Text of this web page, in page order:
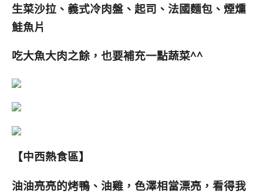
生菜沙拉、義式冷肉盤、 起司、法國麵包、煙燻
鮭魚片
吃大魚大肉之餘，也要補充一點蔬菜^^
【中西熱食區】
油油亮亮的烤鴨、油雞，色澤相當漂亮，看得我